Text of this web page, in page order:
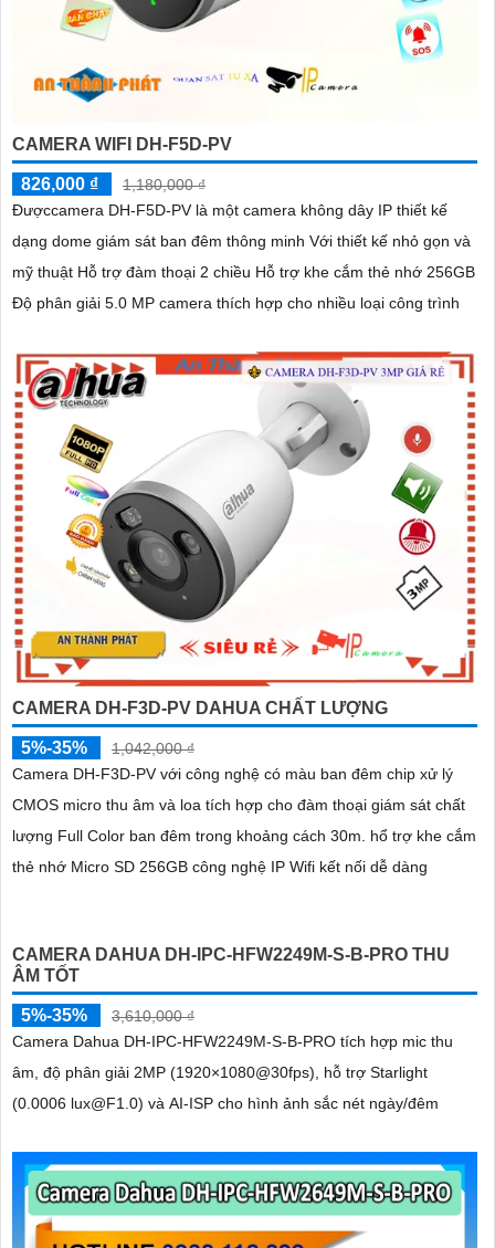
CAMERA WIFI DH-F5D-PV
826,000 ₫
1,180,000 ₫
Đượccamera DH-F5D-PV là một camera không dây IP thiết kế
dạng dome giám sát ban đêm thông minh Với thiết kế nhỏ gọn và
mỹ thuật Hỗ trợ đàm thoại 2 chiều Hỗ trợ khe cắm thẻ nhớ 256GB
Độ phân giải 5.0 MP camera thích hợp cho nhiều loại công trình
CAMERA DH-F3D-PV DAHUA CHẤT LƯỢNG
5%-35%
1,042,000 ₫
Camera DH-F3D-PV với công nghệ có màu ban đêm chip xử lý
CMOS micro thu âm và loa tích hợp cho đàm thoại giám sát chất
lượng Full Color ban đêm trong khoảng cách 30m. hổ trợ khe cắm
thẻ nhớ Micro SD 256GB công nghệ IP Wifi kết nối dễ dàng
CAMERA DAHUA DH-IPC-HFW2249M-S-B-PRO THU
ÂM TỐT
5%-35%
3,610,000 ₫
Camera Dahua DH-IPC-HFW2249M-S-B-PRO tích hợp mic thu
âm, độ phân giải 2MP (1920×1080@30fps), hỗ trợ Starlight
(0.0006 lux@F1.0) và AI-ISP cho hình ảnh sắc nét ngày/đêm